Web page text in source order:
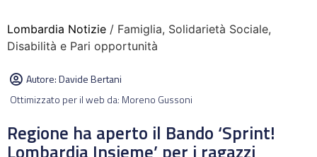
Lombardia Notizie / Famiglia, Solidarietà Sociale,
Disabilità e Pari opportunità
Autore:Davide Bertani
Ottimizzato per il web da: Moreno Gussoni
Regione ha aperto il Bando ‘Sprint!